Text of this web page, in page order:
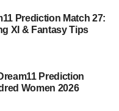
Prediction Match 27:
XI & Fantasy Tips
Prediction
Women 2026